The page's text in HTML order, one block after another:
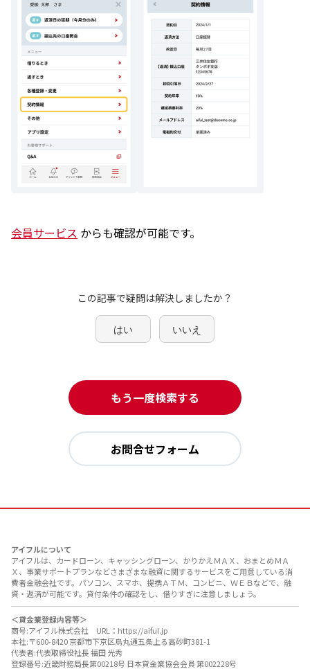
会員サービス からも確認が可能です。
この記事で疑問は解決しましたか？
はい いいえ
もう一度検索する
お問合せフォーム
アイフルについて
アイフルは、カードローン、キャッシングローン、かりかえＭＡＸ、おまとめＭＡ
Ｘ、事業サポートプランなどさまざまな融資に関するサービスをご用意している消
費者金融会社です。パソコン、スマホ、提携ＡＴＭ、コンビニ、ＷＥＢなどで、融
資・返済が可能です。貸付条件の確認をし、借りすぎに注意しましょう。
＜貸金業登録内容等＞
商号:アイフル株式会社 URL：https://aiful.jp
本社:〒600-8420 京都市下京区烏丸通五条上る高砂町381-1
代表者:代表取締役社長 福田 光秀
登録番号:近畿財務局長第00218号 日本貸金業協会会員 第002228号